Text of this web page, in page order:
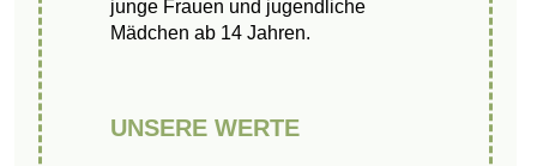
junge Frauen und jugendliche
Mädchen ab 14 Jahren.
UNSERE WERTE